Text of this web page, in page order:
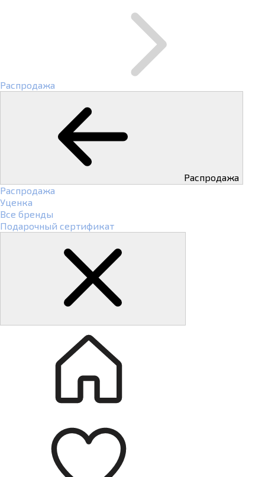
Распродажа
Распродажа
Распродажа
Уценка
Все бренды
Подарочный сертификат